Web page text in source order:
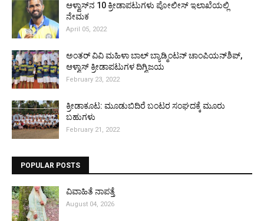
ಆಳ್ವಾಸ್‌ನ 10 ಕ್ರೀಡಾಪಟುಗಳು ಪೋಲೀಸ್ ಇಲಾಖೆಯಲ್ಲಿ
ನೇಮಕ
April 05, 2022
ಅಂತರ್ ವಿವಿ ಮಹಿಳಾ ಬಾಲ್ ಬ್ಯಾಡ್ಮಿಂಟನ್ ಚಾಂಪಿಯನ್‌ಶಿಪ್,
ಆಳ್ವಾಸ್ ಕ್ರೀಡಾಪಟುಗಳ ದಿಗ್ವಿಜಯ
February 23, 2022
ಕ್ರೀಡಾಕೂಟ: ಮೂಡುಬಿದಿರೆ ಬಂಟರ ಸಂಘದಕ್ಕೆ ಮೂರು
ಬಹುಗಳು
February 21, 2022
POPULAR POSTS
ವಿವಾಹಿತೆ ನಾಪತ್ತೆ
August 04, 2026